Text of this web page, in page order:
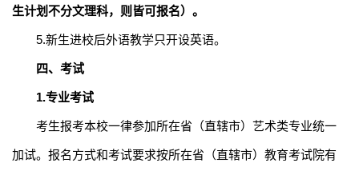
生计划不分文理科，则皆可报名）。
5.新生进校后外语教学只开设英语。
四、考试
1.专业考试
考生报考本校一律参加所在省（直辖市）艺术类专业统一
加试。报名方式和考试要求按所在省（直辖市） 教育考试院有